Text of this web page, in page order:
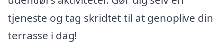
tjeneste og tag skridtet til at genoplive din
terrasse i dag!